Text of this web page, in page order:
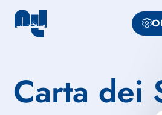
Carta dei